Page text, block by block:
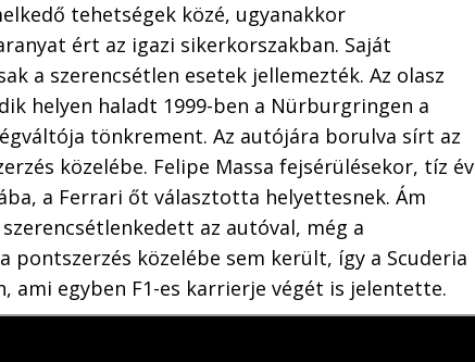
tehetségek közé, ugyanakkor
ért az igazi sikerkorszakban. Saját
a szerencsétlen esetek jellemezték. Az olasz
helyen haladt 1999-ben a Nürburgringen a
tönkrement. Az autójára borulva sírt az
közelébe. Felipe Massa fejsérülésekor, tíz év
a Ferrari őt választotta helyettesnek. Ám
az autóval, még a
pontszerzés közelébe sem került, így a Scuderia
ami egyben F1-es karrierje végét is jelentette.